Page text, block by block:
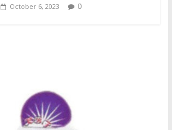
October 6, 2023 0